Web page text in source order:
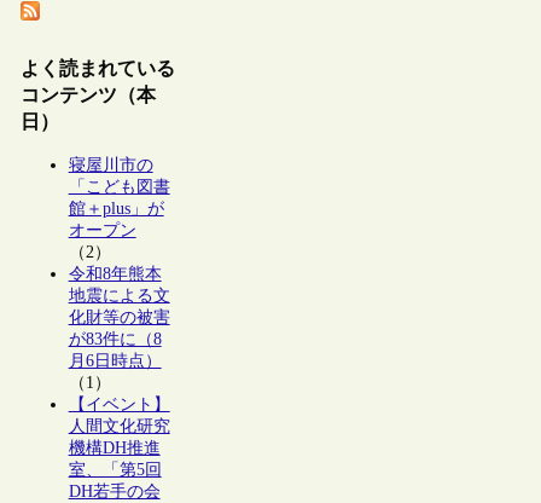
よく読まれている
コンテンツ（本
日）
寝屋川市の
「こども図書
館＋plus」が
オープン
（2）
令和8年熊本
地震による文
化財等の被害
が83件に（8
月6日時点）
（1）
【イベント】
人間文化研究
機構DH推進
室、「第5回
DH若手の会